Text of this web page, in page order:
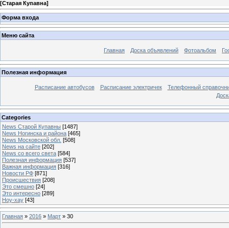
[Старая Купавна]
Форма входа
Меню сайта
Главная Доска объявлений Фотоальбом
Полезная информация
Расписание автобусов Расписание электричек
Телефонный
Categories
News Старой Купавны [1487]
News Ногинска и района [465]
News Московской обл. [508]
News на сайте [202]
News со всего света [584]
Полезная информация [537]
Важная информация [316]
Новости РФ [871]
Происшествия [208]
Это смешно [24]
Это интересно [289]
Ноу-хау [43]
Главная » 2016 » Март » 30